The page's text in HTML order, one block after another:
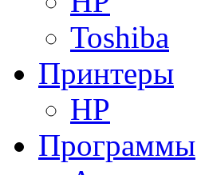
Toshiba
Принтеры
HP
Программы